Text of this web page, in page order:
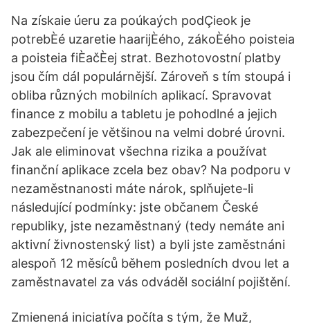
Na získaie úeru za poúkaých podÇieok je
potrebÈé uzaretie haarijÈého, zákoÈého poisteia
a poisteia fiÈačÈej strat. Bezhotovostní platby
jsou čím dál populárnější. Zároveň s tím stoupá i
obliba různých mobilních aplikací. Spravovat
finance z mobilu a tabletu je pohodlné a jejich
zabezpečení je většinou na velmi dobré úrovni.
Jak ale eliminovat všechna rizika a používat
finanční aplikace zcela bez obav? Na podporu v
nezaměstnanosti máte nárok, splňujete-li
následující podmínky: jste občanem České
republiky, jste nezaměstnaný (tedy nemáte ani
aktivní živnostenský list) a byli jste zaměstnáni
alespoň 12 měsíců během posledních dvou let a
zaměstnavatel za vás odváděl sociální pojištění.
Zmienená iniciatíva počíta s tým, že Muž,